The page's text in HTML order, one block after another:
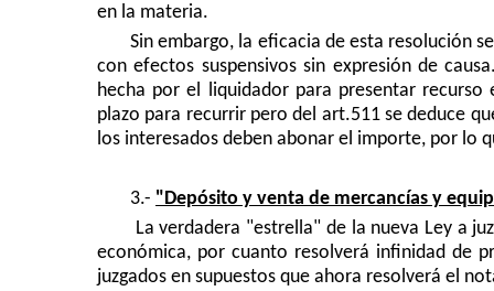
en la materia.
Sin embargo, la eficacia de esta resolución
con efectos suspensivos sin expresión de
hecha por el liquidador para presentar
plazo para recurrir pero del art.511 se deduce
los interesados deben abonar el importe, por lo
3.- "Depósito y venta de mercancías y
La verdadera "estrella" de la nueva Ley a
económica, por cuanto resolverá infinidad de
juzgados en supuestos que ahora resolverá el